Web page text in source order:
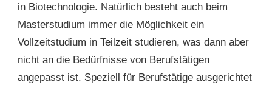
in Biotechnologie. Natürlich besteht auch beim
Masterstudium immer die Möglichkeit ein
Vollzeitstudium in Teilzeit studieren, was dann aber
nicht an die Bedürfnisse von Berufstätigen
angepasst ist. Speziell für Berufstätige ausgerichtet